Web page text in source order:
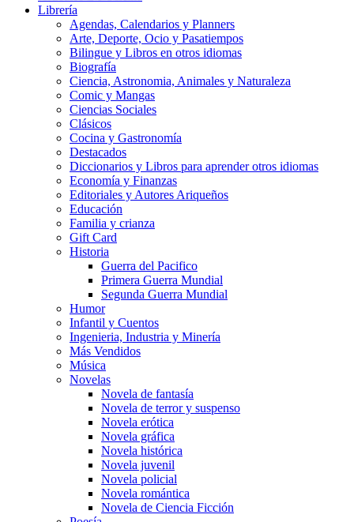
Librería
Agendas, Calendarios y Planners
Arte, Deporte, Ocio y Pasatiempos
Bilingue y Libros en otros idiomas
Biografía
Ciencia, Astronomia, Animales y Naturaleza
Comic y Mangas
Ciencias Sociales
Clásicos
Cocina y Gastronomía
Destacados
Diccionarios y Libros para aprender otros idiomas
Economía y Finanzas
Editoriales y Autores Ariqueños
Educación
Familia y crianza
Gift Card
Historia
Guerra del Pacifico
Primera Guerra Mundial
Segunda Guerra Mundial
Humor
Infantil y Cuentos
Ingenieria, Industria y Minería
Más Vendidos
Música
Novelas
Novela de fantasía
Novela de terror y suspenso
Novela erótica
Novela gráfica
Novela histórica
Novela juvenil
Novela policial
Novela romántica
Novela de Ciencia Ficción